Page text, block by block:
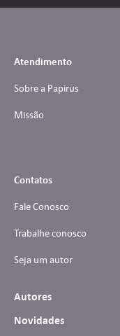
Atendimento
Sobre a Papirus
Missão
Contatos
Fale Conosco
Trabalhe conosco
Seja um autor
Autores
Novidades